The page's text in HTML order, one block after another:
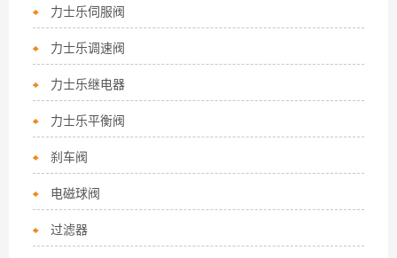
力士乐伺服阀
力士乐调速阀
力士乐继电器
力士乐平衡阀
刹车阀
电磁球阀
过滤器